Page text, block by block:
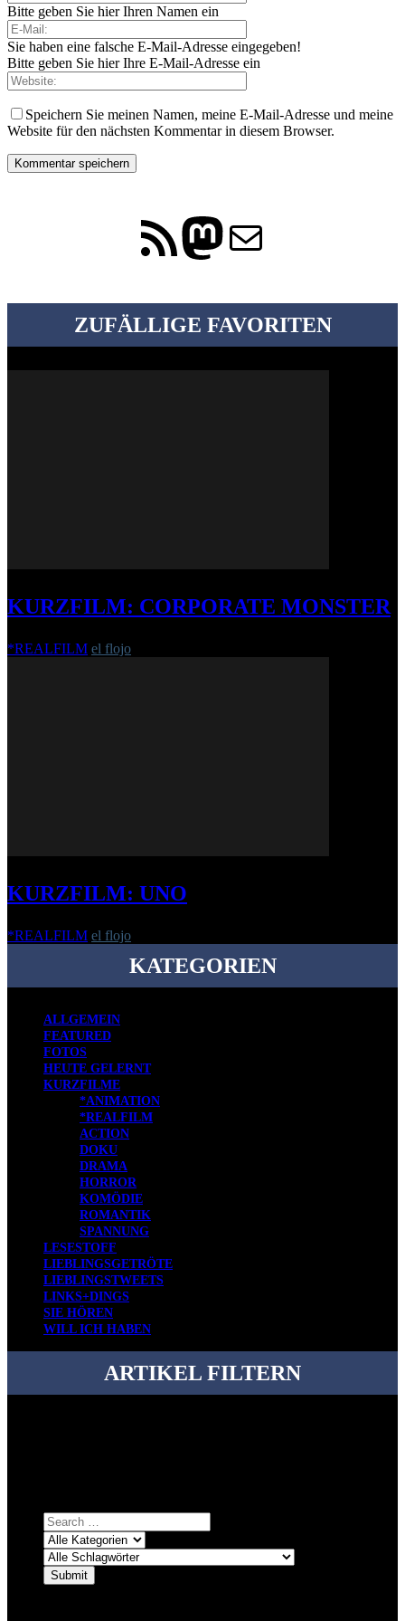
Bitte geben Sie hier Ihren Namen ein
Sie haben eine falsche E-Mail-Adresse eingegeben!
Bitte geben Sie hier Ihre E-Mail-Adresse ein
Speichern Sie meinen Namen, meine E-Mail-Adresse und meine
Website für den nächsten Kommentar in diesem Browser.
RSS-FeedMastodon
E-Mail
ZUFÄLLIGE FAVORITEN
KURZFILM: CORPORATE MONSTER
*REALFILM el flojo
KURZFILM: UNO
*REALFILM el flojo
KATEGORIEN
ALLGEMEIN
FEATURED
FOTOS
HEUTE GELERNT
KURZFILME
*ANIMATION
*REALFILM
ACTION
DOKU
DRAMA
HORROR
KOMÖDIE
ROMANTIK
SPANNUNG
LESESTOFF
LIEBLINGSGETRÖTE
LIEBLINGSTWEETS
LINKS+DINGS
SIE HÖREN
WILL ICH HABEN
ARTIKEL FILTERN